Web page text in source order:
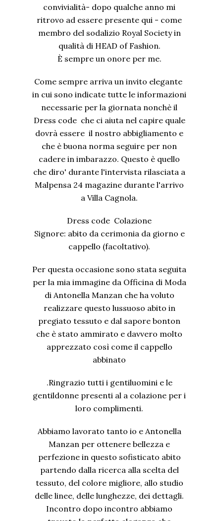
convivialità- dopo qualche anno mi
ritrovo ad essere presente qui - come
membro del sodalizio Royal Society in
qualità di HEAD of Fashion.
È sempre un onore per me.
Come sempre arriva un invito elegante
in cui sono indicate tutte le informazioni
necessarie per la giornata nonchè il
Dress code che ci aiuta nel capire quale
dovrà essere il nostro abbigliamento e
che è buona norma seguire per non
cadere in imbarazzo. Questo è quello
che diro' durante l'intervista rilasciata a
Malpensa 24 magazine durante l'arrivo
a Villa Cagnola.
Dress code Colazione
Signore: abito da cerimonia da giorno e
cappello (facoltativo).
Per questa occasione sono stata seguita
per la mia immagine da Officina di Moda
di Antonella Manzan che ha voluto
realizzare questo lussuoso abito in
pregiato tessuto e dal sapore bonton
che è stato ammirato e davvero molto
apprezzato così come il cappello
abbinato
.Ringrazio tutti i gentiluomini e le
gentildonne presenti al a colazione per i
loro complimenti.
Abbiamo lavorato tanto io e Antonella
Manzan per ottenere bellezza e
perfezione in questo sofisticato abito
partendo dalla ricerca alla scelta del
tessuto, del colore migliore, allo studio
delle linee, delle lunghezze, dei dettagli.
Incontro dopo incontro abbiamo